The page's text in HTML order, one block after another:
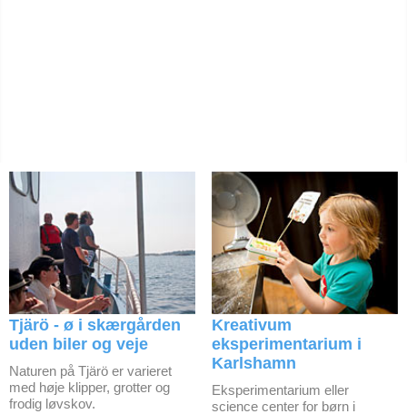
Tjärö - ø i skærgården
uden biler og veje
Naturen på Tjärö er varieret
med høje klipper, grotter og
frodig løvskov.
Kreativum
eksperimentarium i
Karlshamn
Eksperimentarium eller
science center for børn i